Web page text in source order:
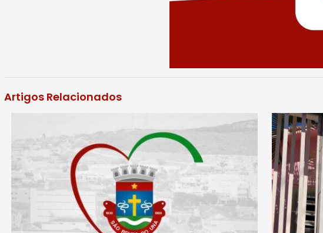
Artigos Relacionados